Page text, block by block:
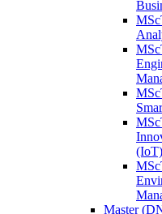
(IoT)
Master